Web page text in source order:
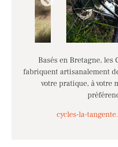
Basés en Bretagne, les
fabriquent artisanalement
votre pratique, à votre
cycles-la-